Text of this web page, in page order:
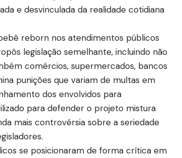
e desvinculada da realidade cotidiana
reborn nos atendimentos públicos
legislação semelhante, incluindo não
comércios, supermercados, bancos
punições que variam de multas em
dos envolvidos para
para defender o projeto mistura
mais controvérsia sobre a seriedade
se posicionaram de forma crítica em